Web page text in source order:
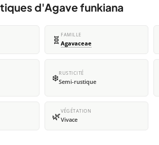
d'Agave funkiana
🧬 FAMILLE
Agavaceae
❄️RUSTICITÉ
Semi-rustique
🌿VÉGÉTATION
Vivace